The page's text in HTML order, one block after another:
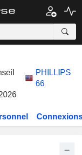
PHILLIPS
66